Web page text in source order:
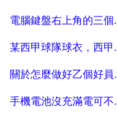
2025-07-29 電腦鍵盤
2025-07-29 某西甲
2025-07-29 關於怎
2025-07-29 手機